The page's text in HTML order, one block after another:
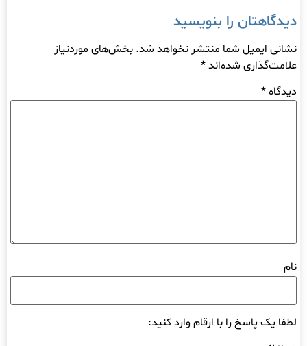
دیدگاهتان را بنویسید
نشانی ایمیل شما منتشر نخواهد شد. بخش‌های موردنیاز
علامت‌گذاری شده‌اند*
دیدگاه*
نام
لطفا یک پاسخ را با ارقام وارد کنید: